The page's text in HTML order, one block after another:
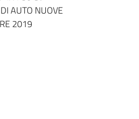
AUTO NUOVE
2019